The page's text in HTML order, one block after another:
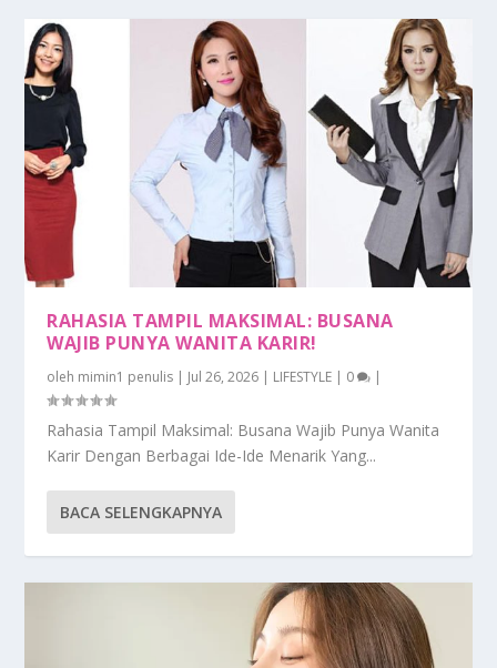
RAHASIA TAMPIL MAKSIMAL: BUSANA
WAJIB PUNYA WANITA KARIR!
oleh mimin1 penulis | Jul 26, 2026 | LIFESTYLE | 0 |
Rahasia Tampil Maksimal: Busana Wajib Punya Wanita
Karir Dengan Berbagai Ide-Ide Menarik Yang...
BACA SELENGKAPNYA